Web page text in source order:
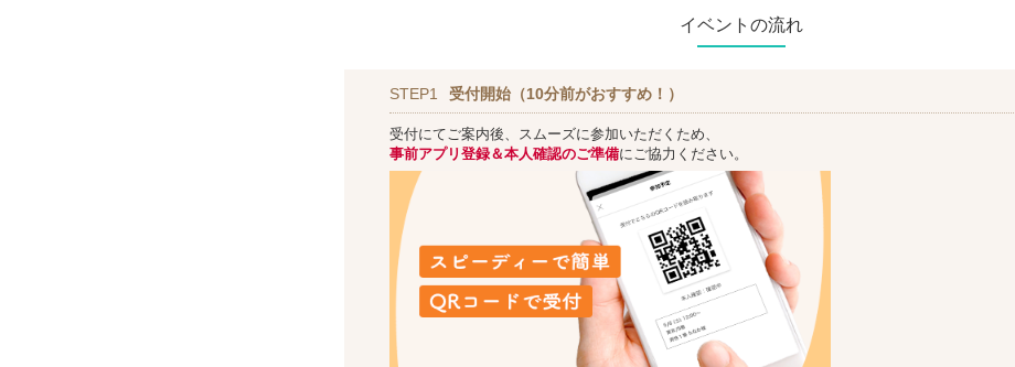
イベントの流れ
STEP1 受付開始（10分前がおすすめ！）
受付にてご案内後、スムーズに参加いただくため、
事前アプリ登録＆本人確認のご準備にご協力ください。